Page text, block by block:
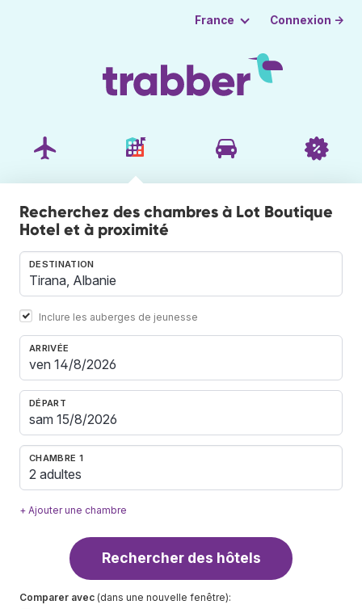
France Connexion →
Recherchez des chambres à Lot Boutique
Hotel et à proximité
DESTINATION
Inclure les auberges de jeunesse
ARRIVÉE
DÉPART
CHAMBRE 1
2 adultes
+ Ajouter une chambre
Rechercher des hôtels
Comparer avec (dans une nouvelle fenêtre):